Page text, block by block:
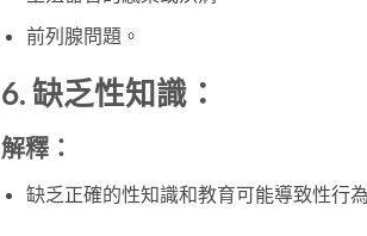
前列腺問題。
6. 缺乏性知識：
解釋：
缺乏正確的性知識和教育可能導致性行